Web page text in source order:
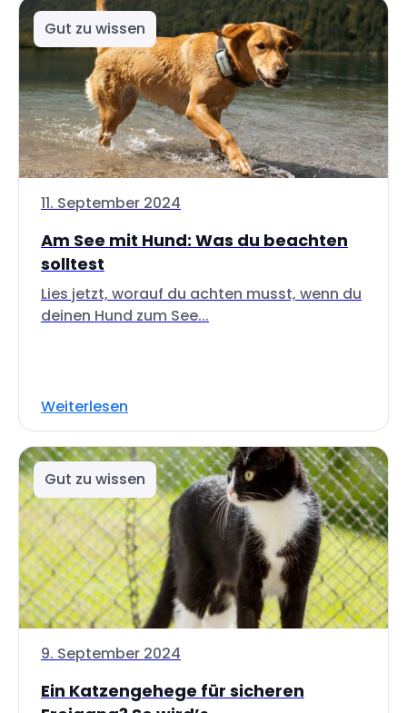
Gut zu wissen
11. September 2024
Am See mit Hund: Was du beachten
solltest
Lies jetzt, worauf du achten musst, wenn du
deinen Hund zum See...
Weiterlesen
Gut zu wissen
9. September 2024
Ein Katzengehege für sicheren